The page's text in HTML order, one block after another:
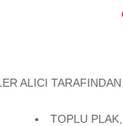
ALICI
TOPLU